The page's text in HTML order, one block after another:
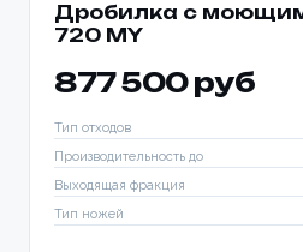
Дробилка с
720 MY
877 500 руб
Тип отходов
Производительность до
Выходящая фракция
Тип ножей